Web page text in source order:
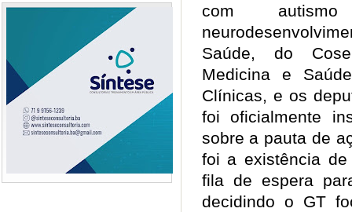
com
Saúde, do
Medicina e
Clínicas, e os
foi oficialmente
sobre a pauta de
foi a existência
fila de espera
decidindo o GT